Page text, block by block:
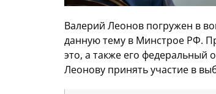
Валерий Леонов погружен в
данную тему в Минстрое РФ.
это, а также его
Леонову принять участие в